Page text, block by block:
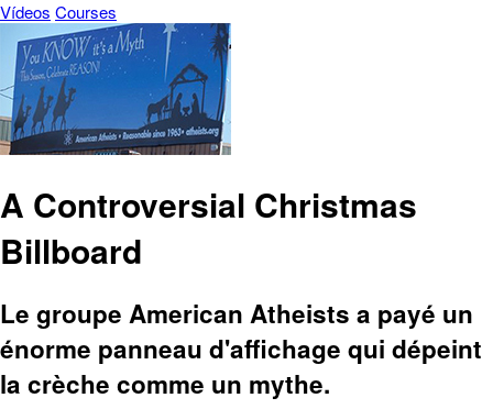
Vídeos Courses
A Controversial Christmas
Billboard
Le groupe American Atheists a payé un
énorme panneau d'affichage qui dépeint
la crèche comme un mythe.